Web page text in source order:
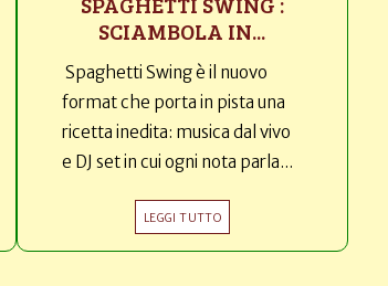
SCIAMBOLA IN...
Spaghetti Swing è il nuovo
format che porta in pista una
ricetta inedita: musica dal vivo
e DJ set in cui ogni nota parla...
LEGGI TUTTO